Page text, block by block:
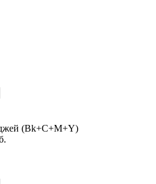
(Bk+C+M+Y)